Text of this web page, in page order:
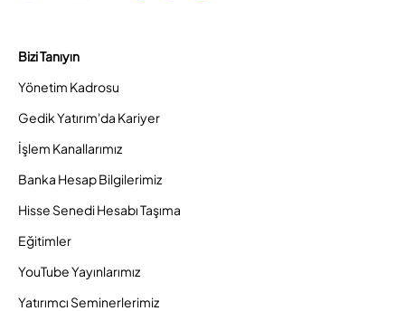
Bizi Tanıyın
Yönetim Kadrosu
Gedik Yatırım'da Kariyer
İşlem Kanallarımız
Banka Hesap Bilgilerimiz
Hisse Senedi Hesabı Taşıma
Eğitimler
YouTube Yayınlarımız
Yatırımcı Seminerlerimiz